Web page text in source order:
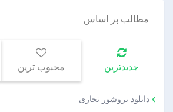
مطالب بر اساس
جدیدترین محبوب ترین
دانلود بروشور تجاری